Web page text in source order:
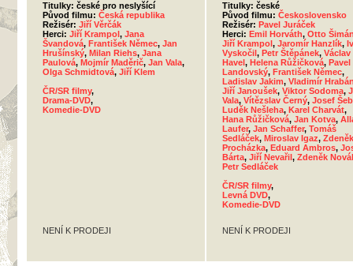
Titulky: české pro neslyšící
Původ filmu: Česká republika
Režisér: Jiří Věrčák
Herci: Jiří Krampol, Jana
Švandová, František Němec, Jan
Hrušínský, Milan Riehs, Jana
Paulová, Mojmír Maděrič, Jan Vala,
Olga Schmidtová, Jiří Klem
ČR/SR filmy,
Drama-DVD,
Komedie-DVD
NENÍ K PRODEJI
Titulky: české
Původ filmu: Československo
Režisér: Pavel Juráček
Herci: Emil Horváth, Otto
Jiří Krampol, Jaromír Hanzlík,
Vyskočil, Petr Štěpánek, Václav
Havel, Helena Růžičková, Pavel
Landovský, František Němec,
Ladislav Jakim, Vladimír
Jiří Janoušek, Viktor Sodoma,
Vala, Vítězslav Černý, Josef
Luděk Nešleha, Karel Charvát,
Hana Růžičková, Jan Kotva,
Laufer, Jan Schaffer, Tomáš
Sedláček, Miroslav Igaz, Zdeněk
Procházka, Eduard Ambros,
Bárta, Jiří Nevařil, Zdeněk
Petr Sedláček
ČR/SR filmy,
Levná DVD,
Komedie-DVD
NENÍ K PRODEJI